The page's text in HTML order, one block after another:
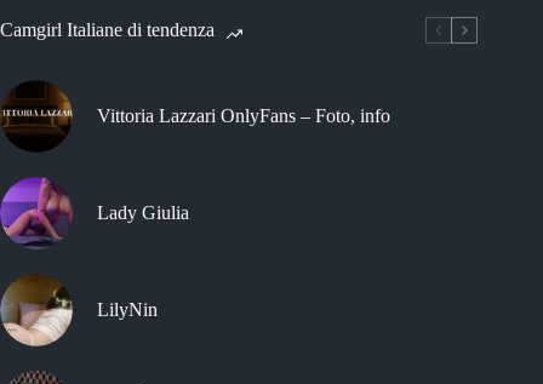
Camgirl Italiane di tendenza
Vittoria Lazzari OnlyFans – Foto, info
Lady Giulia
LilyNin